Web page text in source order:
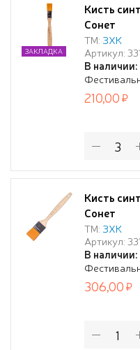
Кисть
Сонет
ТМ: ЗХК
Артикул:
В наличии:
ЗАКЛАДКА
210,00
Кисть
Сонет
ТМ: ЗХК
Артикул:
В наличии:
306,00